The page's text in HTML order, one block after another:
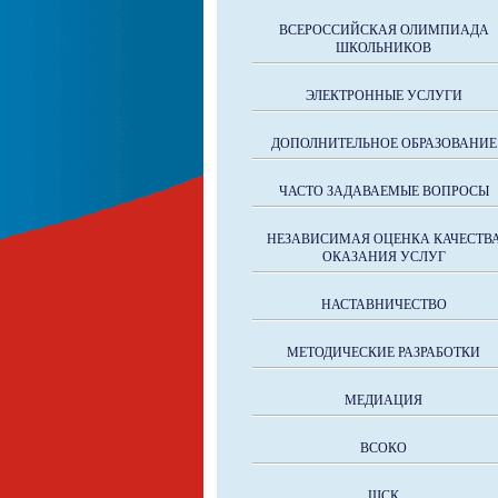
ВСЕРОССИЙСКАЯ ОЛИМПИАДА
ШКОЛЬНИКОВ
ЭЛЕКТРОННЫЕ УСЛУГИ
ДОПОЛНИТЕЛЬНОЕ ОБРАЗОВАНИЕ
ЧАСТО ЗАДАВАЕМЫЕ ВОПРОСЫ
НЕЗАВИСИМАЯ ОЦЕНКА
ОКАЗАНИЯ УСЛУГ
НАСТАВНИЧЕСТВО
МЕТОДИЧЕСКИЕ РАЗРАБОТКИ
МЕДИАЦИЯ
ВСОКО